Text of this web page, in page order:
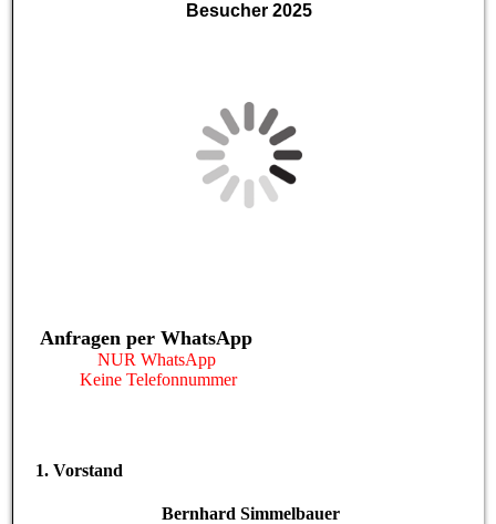
Besucher 2025
Anfragen per WhatsApp
NUR WhatsApp
Keine Telefonnummer
1. Vorstand
Bernhard Simmelbauer